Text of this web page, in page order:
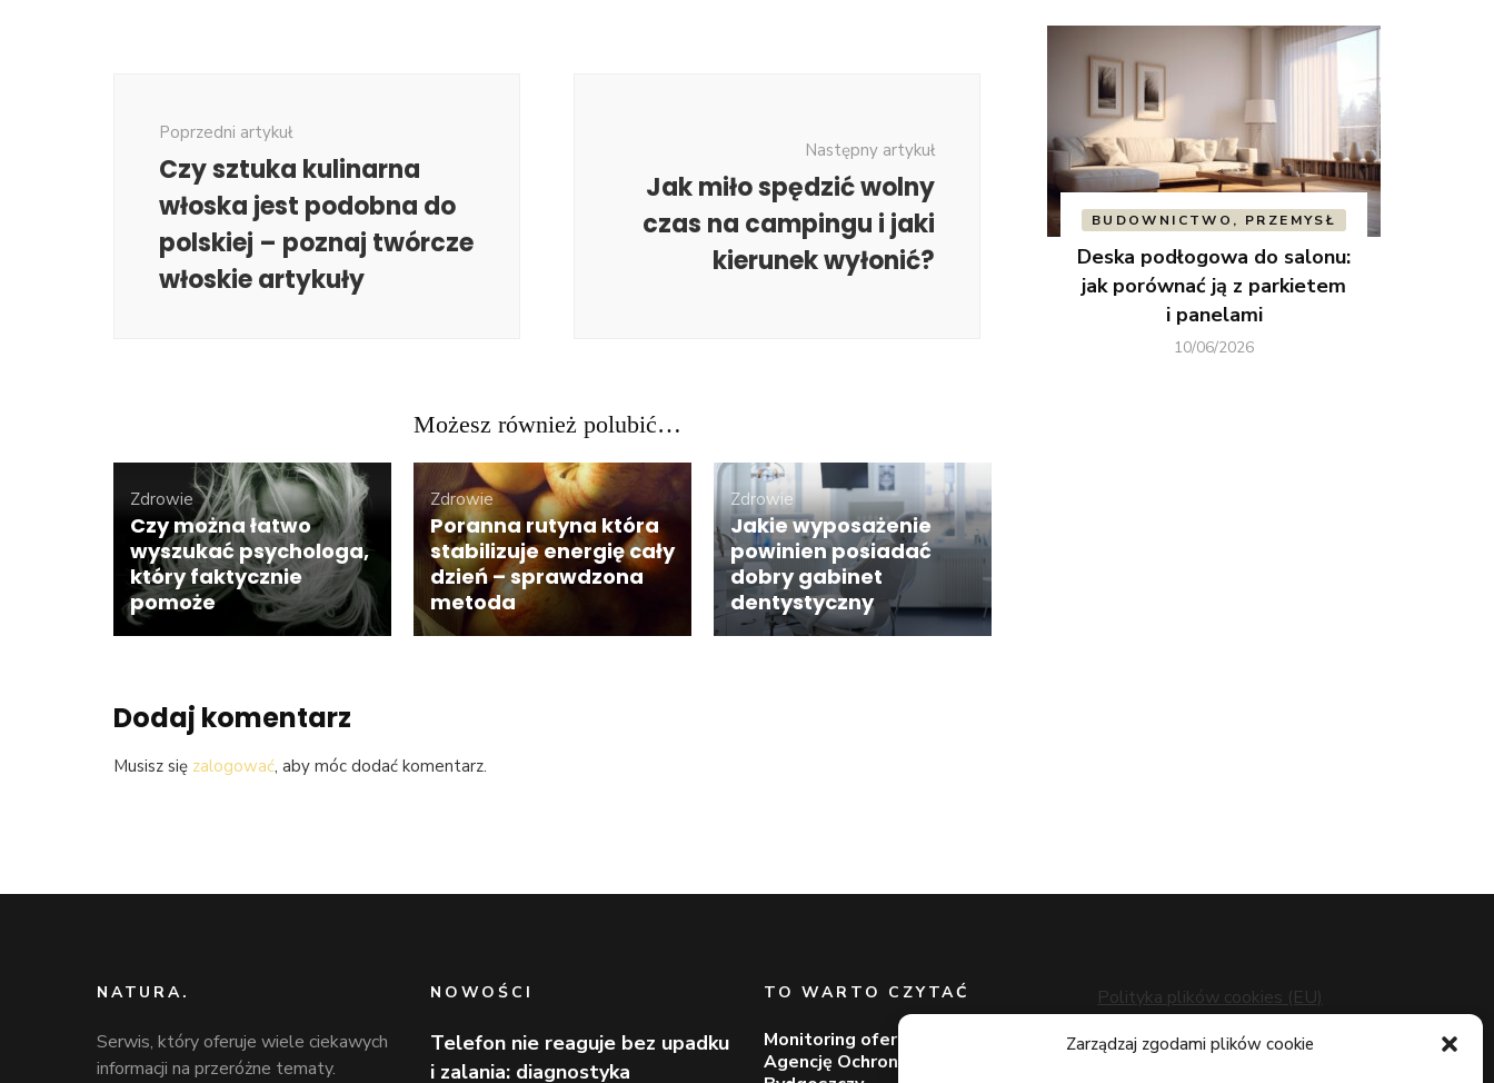
Zarządzaj zgodami plików cookie
Poprzedni artykuł
Czy sztuka kulinarna
włoska jest podobna do
polskiej – poznaj twórcze
włoskie artykuły
Następny artykuł
Jak miło spędzić wolny
czas na campingu i jaki
kierunek wyłonić?
Możesz również polubić…
Zdrowie
Czy można łatwo
wyszukać psychologa,
który faktycznie
pomoże
Zdrowie
Poranna rutyna która
stabilizuje energię cały
dzień – sprawdzona
metoda
Zdrowie
Jakie wyposażenie
powinien posiadać
dobry gabinet
dentystyczny
Dodaj komentarz
Musisz się zalogować, aby móc dodać komentarz.
BUDOWNICTWO, PRZEMYSŁ
Deska podłogowa do salonu:
jak porównać ją z parkietem
i panelami
10/06/2026
NATURA.
Serwis, który oferuje wiele ciekawych
informacji na przeróżne tematy.
NOWOŚCI
Telefon nie reaguje bez upadku
i zalania: diagnostyka
TO WARTO CZYTAĆ
Monitoring oferowany przez
Agencję Ochrony Votum z
Polityka plików cookies (EU)